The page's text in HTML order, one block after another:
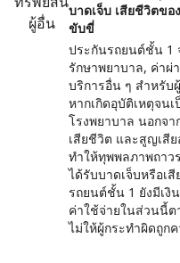
บาดเจ็บ เสียชีวิตข
ขับขี่
ประกันรถยนต์ชั้น 1
รักษาพยาบาล, ค่าผ่
บริการอื่น ๆ สำหรับ
หากเกิดอุบัติเหตุจน
โรงพยาบาล นอกจ
เสียชีวิต และสูญเสี
ทำให้ทุพพลภาพถาว
ได้รับบาดเจ็บหรือเ
รถยนต์ชั้น 1 ยังมีเงิ
ค่าใช้จ่ายในส่วนนี้ต
ไม่ให้ผู้กระทำผิดถูก